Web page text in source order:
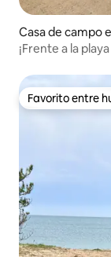
Casa de campo
¡Frente a la
Favorito entre
Favorito entre